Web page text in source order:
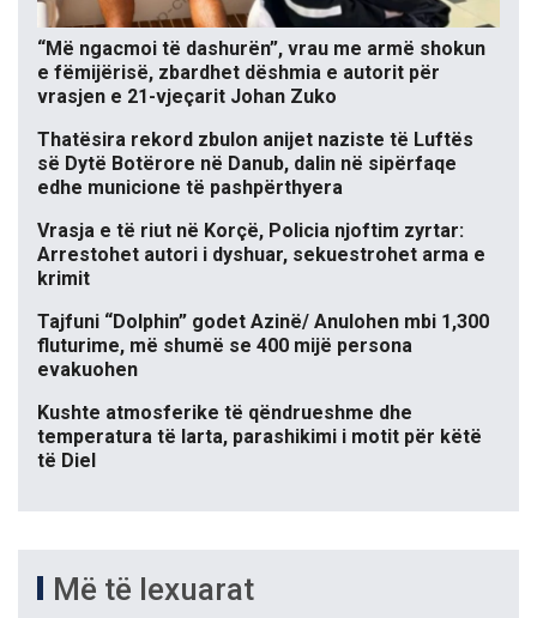
“Më ngacmoi të dashurën”, vrau me armë shokun
e fëmijërisë, zbardhet dëshmia e autorit për
vrasjen e 21-vjeçarit Johan Zuko
Thatësira rekord zbulon anijet naziste të Luftës
së Dytë Botërore në Danub, dalin në sipërfaqe
edhe municione të pashpërthyera
Vrasja e të riut në Korçë, Policia njoftim zyrtar:
Arrestohet autori i dyshuar, sekuestrohet arma e
krimit
Tajfuni “Dolphin” godet Azinë/ Anulohen mbi 1,300
fluturime, më shumë se 400 mijë persona
evakuohen
Kushte atmosferike të qëndrueshme dhe
temperatura të larta, parashikimi i motit për këtë
të Diel
Më të lexuarat